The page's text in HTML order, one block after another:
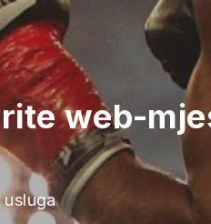
web-